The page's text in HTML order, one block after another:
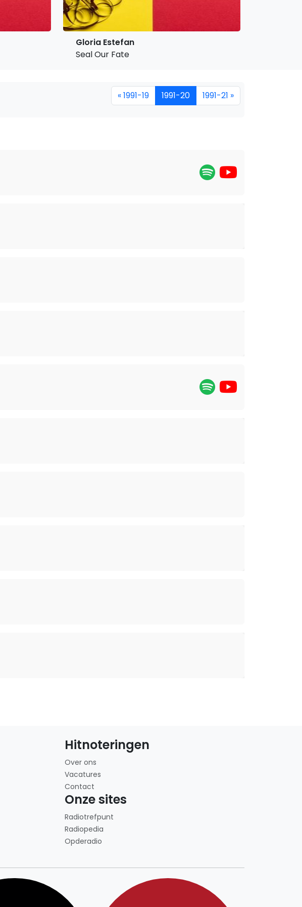
Gloria Estefan
Seal Our Fate
« 1991-19 1991-20 1991-21 »
Hitnoteringen
Over ons
Vacatures
Contact
Onze sites
Radiotrefpunt
Radiopedia
Opderadio